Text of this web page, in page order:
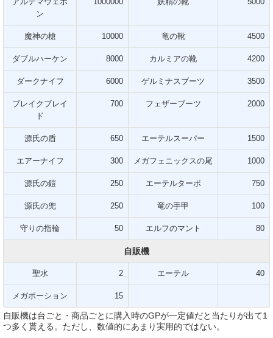
ン
魔神の槍 10000 竜の靴 4500
ダブルハーケン 8000 カルミアの靴 4200
ダークナイフ 6000 ゲルミナスブーツ 3500
ブレイクブレイ
ド
700 フェザーブーツ 2000
源氏の盾 650 エーテルスーパー 1500
エアーナイフ 300 メガフェニックスの尾 1000
源氏の鎧 250 エーテルターボ 750
源氏の兜 250 竜の手甲 100
守りの指輪 50 エルフのマント 80
自販機
聖水 2 エーテル 40
メガポーション 15
自販機は台ごと・商品ごとに購入時のGPが一定値だと当たりが出て1
つ多く貰える。ただし、数値的にあまり実用的ではない。